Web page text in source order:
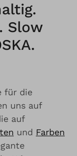
Slow
für die
uns auf
auf
und Farben